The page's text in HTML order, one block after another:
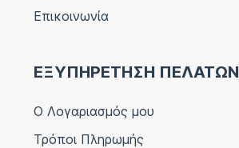
Επικοινωνία
ΕΞΥΠΗΡΕΤΗΣΗ ΠΕΛΑΤΩΝ
Ο Λογαριασμός μου
Τρόποι Πληρωμής